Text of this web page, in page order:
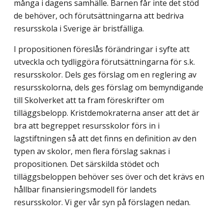
många i dagens samhälle. Barnen får inte det stöd
de behöver, och förutsättning­arna att bedriva
resursskola i Sverige är bristfälliga.
I propositionen föreslås förändringar i syfte att
utveckla och tydliggöra förutsätt­ningarna för s.k.
resursskolor. Dels ges förslag om en reglering av
resursskolorna, dels ges förslag om bemyndigande
till Skolverket att ta fram föreskrifter om
tilläggsbelopp. Kristdemokraterna anser att det är
bra att begreppet resursskolor förs in i
lagstiftningen så att det finns en definition av den
typen av skolor, men flera förslag saknas i
propositionen. Det särskilda stödet och
tilläggsbeloppen behöver ses över och det krävs en
hållbar finansieringsmodell för landets
resursskolor. Vi ger vår syn på förslagen nedan.